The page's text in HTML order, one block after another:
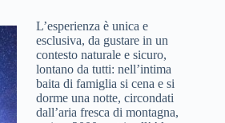
L’esperienza è unica e
esclusiva, da gustare in un
contesto naturale e sicuro,
lontano da tutti: nell’intima
baita di famiglia si cena e si
dorme una notte, circondati
dall’aria fresca di montagna,